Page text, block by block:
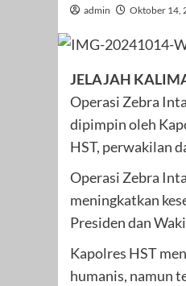
admin Oktober 14,
JELAJAH
Operasi Zebra
dipimpin oleh
HST, perwakilan
Operasi Zebra
meningkatkan
Presiden dan
Kapolres HST
humanis, namun